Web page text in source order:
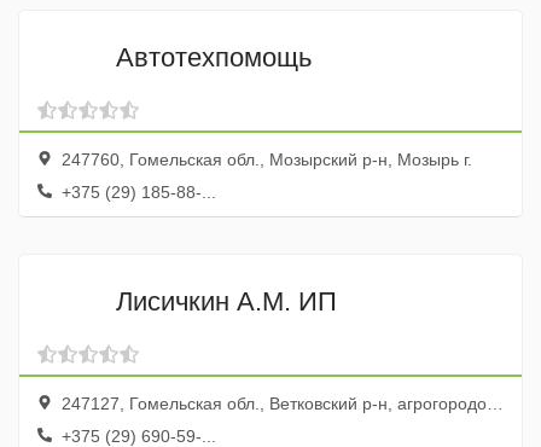
Автотехпомощь
247760, Гомельская обл., Мозырский р-н, Мозырь г.
+375 (29) 185-88-...
Лисичкин А.М. ИП
247127, Гомельская обл., Ветковский р-н, агрогородок Старое с., ул. Октябрьская, 25
+375 (29) 690-59-...